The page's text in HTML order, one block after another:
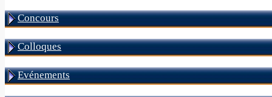
Concours
Colloques
Evénements